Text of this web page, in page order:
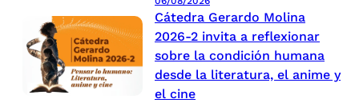
Cátedra Gerardo Molina
2026-2 invita a reflexionar
sobre la condición humana
desde la literatura, el anime y
el cine